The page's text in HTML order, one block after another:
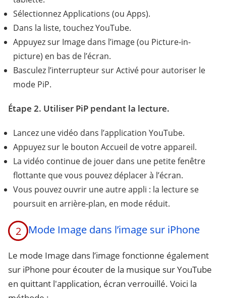
Sélectionnez Applications (ou Apps).
Dans la liste, touchez YouTube.
Appuyez sur Image dans l’image (ou Picture-in-
picture) en bas de l’écran.
Basculez l’interrupteur sur Activé pour autoriser le
mode PiP.
Étape 2. Utiliser PiP pendant la lecture.
Lancez une vidéo dans l’application YouTube.
Appuyez sur le bouton Accueil de votre appareil.
La vidéo continue de jouer dans une petite fenêtre
flottante que vous pouvez déplacer à l’écran.
Vous pouvez ouvrir une autre appli : la lecture se
poursuit en arrière-plan, en mode réduit.
2 Mode Image dans l’image sur iPhone
Le mode Image dans l’image fonctionne également
sur iPhone pour écouter de la musique sur YouTube
en quittant l'application, écran verrouillé. Voici la